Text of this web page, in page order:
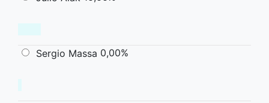
Sergio Massa 0,00%